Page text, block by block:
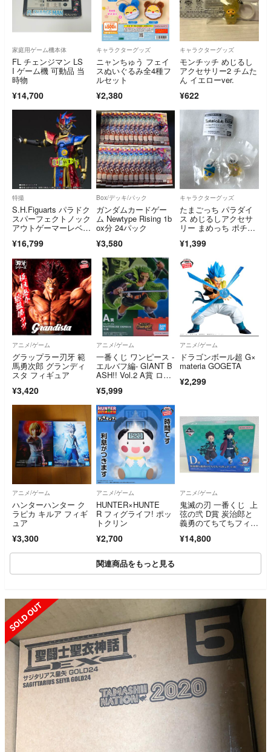
家庭用ゲーム機本体
FL チェンジマン LS
I ゲーム機 可動品 当
時物
¥14,700
キャラクターグッズ
ニャンちゅう フェイ
スぬいぐるみ全4種フ
ルセット
¥2,380
キャラクターグッズ
モンチッチ めじるし
アクセサリー2 チムた
ん イエローver.
¥622
特撮
S.H.Figuarts パラドク
スパーフェクトノック
アウトゲーマーレベル
¥16,799
Box/デッキ/パック
ガンダムカードゲー
ム Newtype Rising 1b
ox分 24パック
¥3,580
キャラクターグッズ
たまごっち パラダイ
ス めじるしアクセサ
リー まめっち ポチっ
¥1,399
アニメ/ゲーム
グラップラー刃牙 範
馬勇次郎 グランディ
スタ フィギュア
¥3,420
アニメ/ゲーム
一番くじ ワンピース -
エルバフ編- GIANT B
ASH!! Vol.2 A賞 ロロ
¥5,999
アニメ/ゲーム
ドラゴンボール超 G×
materia GOGETA
¥2,299
アニメ/ゲーム
ハンターハンター ク
ラピカ キルア フィギ
ュア
¥3,300
アニメ/ゲーム
HUNTER×HUNTE
R フィグライフ! ポッ
トクリン
¥2,700
アニメ/ゲーム
鬼滅の刃 一番くじ 上
弦の弐 D賞 炭治郎と
義勇のてちてちフィギ
¥14,800
関連商品をもっと見る